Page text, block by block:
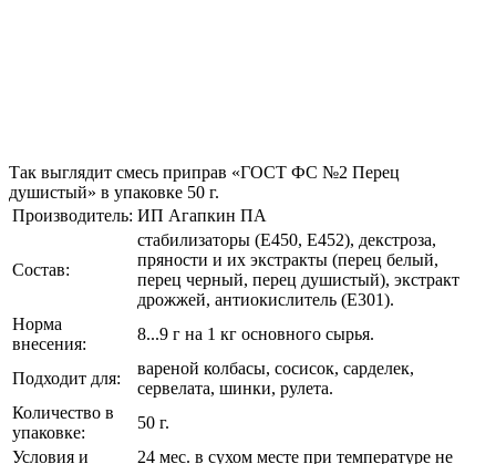
Так выглядит смесь приправ «ГОСТ ФС №2 Перец
душистый» в упаковке 50 г.
Производитель: ИП Агапкин ПА
Состав:
стабилизаторы (Е450, Е452), декстроза,
пряности и их экстракты (перец белый,
перец черный, перец душистый), экстракт
дрожжей, антиокислитель (Е301).
Норма
внесения:
8...9 г на 1 кг основного сырья.
Подходит для:
вареной колбасы, сосисок, сарделек,
сервелата, шинки, рулета.
Количество в
упаковке:
50 г.
Условия и
24 мес. в сухом месте при температуре не